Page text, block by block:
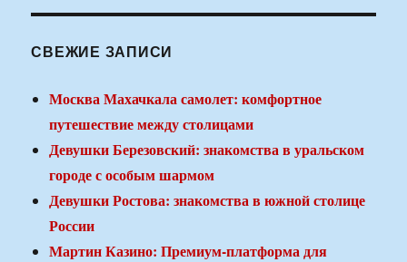
СВЕЖИЕ ЗАПИСИ
Москва Махачкала самолет: комфортное
путешествие между столицами
Девушки Березовский: знакомства в уральском
городе с особым шармом
Девушки Ростова: знакомства в южной столице
России
Мартин Казино: Премиум-платформа для